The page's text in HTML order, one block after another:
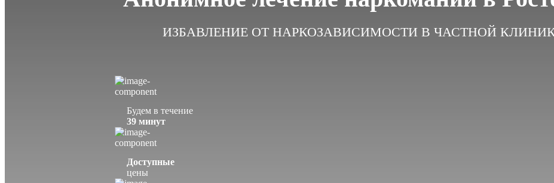
ИЗБАВЛЕНИЕ ОТ НАРКОЗАВИСИМОСТИ В ЧАСТНОЙ
Будем в течение
39 минут
Доступные
цены